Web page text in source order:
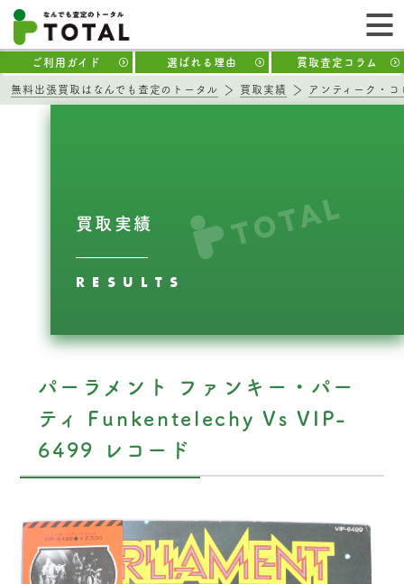
ご利用ガイド 選ばれる理由 買取査定コラム
無料出張買取はなんでも査定のトータル 買取実績 アンティーク・
買取実績
RESULTS
パーラメント ファンキー・パー
ティ Funkentelechy Vs VIP-
6499 レコード